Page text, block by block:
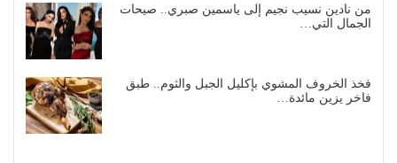
من نادين نسيب نجيم إلى ياسمين صبري.. صيحات
الجمال التي…
فخذ الخروف المشوي بإكليل الجبل والثوم.. طبق
فاخر يزين مائدة…